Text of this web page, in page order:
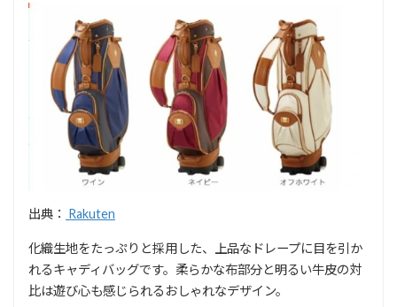
出典： Rakuten
化織生地をたっぷりと採用した、上品なドレープに目を引か
れるキャディバッグです。柔らかな布部分と明るい牛皮の対
比は遊び心も感じられるおしゃれなデザイン。